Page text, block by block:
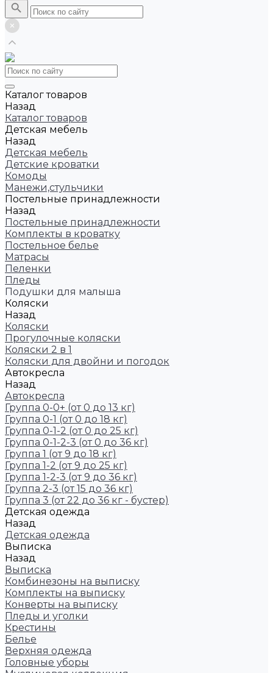
Каталог товаров
Назад
Каталог товаров
Детская мебель
Назад
Детская мебель
Детские кроватки
Комоды
Манежи,стульчики
Постельные принадлежности
Назад
Постельные принадлежности
Комплекты в кроватку
Постельное белье
Матрасы
Пеленки
Пледы
Подушки для малыша
Коляски
Назад
Коляски
Прогулочные коляски
Коляски 2 в 1
Коляски для двойни и погодок
Автокресла
Назад
Автокресла
Группа 0-0+ (от 0 до 13 кг)
Группа 0-1 (от 0 до 18 кг)
Группа 0-1-2 (от 0 до 25 кг)
Группа 0-1-2-3 (от 0 до 36 кг)
Группа 1 (от 9 до 18 кг)
Группа 1-2 (от 9 до 25 кг)
Группа 1-2-3 (от 9 до 36 кг)
Группа 2-3 (от 15 до 36 кг)
Группа 3 (от 22 до 36 кг - бустер)
Детская одежда
Назад
Детская одежда
Выписка
Назад
Выписка
Комбинезоны на выписку
Комплекты на выписку
Конверты на выписку
Пледы и уголки
Крестины
Белье
Верхняя одежда
Головные уборы